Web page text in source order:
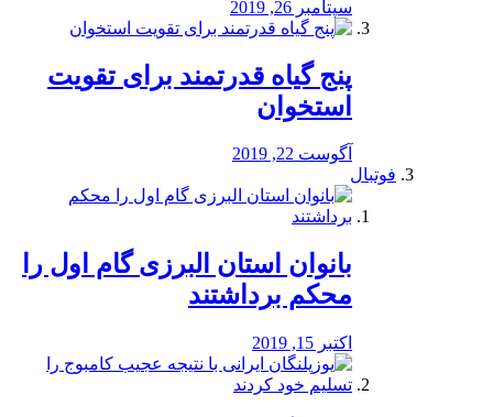
سپتامبر 26, 2019
پنج گیاه قدرتمند برای تقویت
استخوان
آگوست 22, 2019
فوتبال
بانوان استان البرزی گام اول را
محكم برداشتند
اکتبر 15, 2019